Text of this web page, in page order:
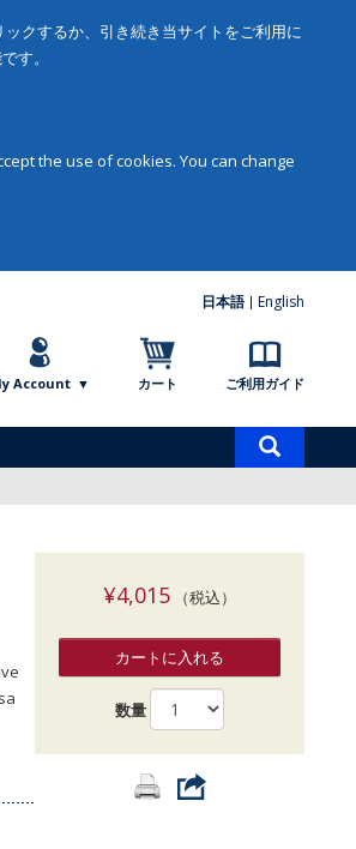
クするか、引き続き当サイトをご利用に
す。
the use of cookies. You can change
日本語 English
Account カート ご利用ガイド
索
¥4,015（税込）
カートに入れる
数量